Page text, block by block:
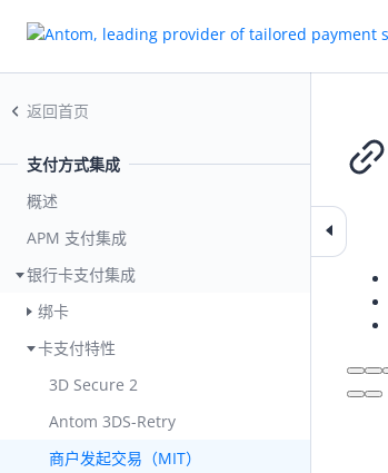
返回首页
支付方式集成
概述
APM 支付集成
银行卡支付集成
绑卡
卡支付特性
3D Secure 2
Antom 3DS-Retry
商户发起交易（MIT）